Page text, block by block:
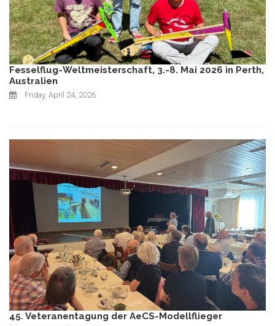
Fesselflug-Weltmeisterschaft, 3.-8. Mai 2026 in Perth,
Australien
Friday, April 24, 2026
45. Veteranentagung der AeCS-Modellflieger